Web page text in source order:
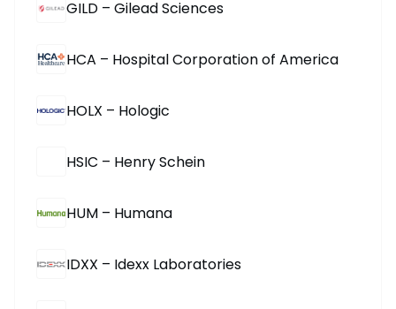
GILD – Gilead Sciences
HCA – Hospital Corporation of America
HOLX – Hologic
HSIC – Henry Schein
HUM – Humana
IDXX – Idexx Laboratories